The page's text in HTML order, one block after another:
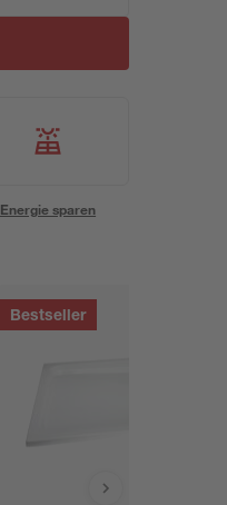
Energie sparen
Bestseller